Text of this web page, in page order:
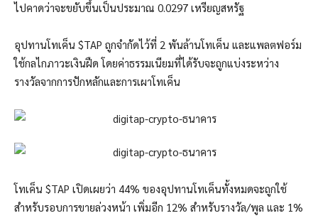
ไปคาดว่าจะขยับขึ้นเป็นประมาณ 0.0297 เหรียญสหรัฐ
อุปทานโทเค็น $TAP ถูกจำกัดไว้ที่ 2 พันล้านโทเค็น และแพลตฟอร์ม
ใช้กลไกภาวะเงินฝืด โดยค่าธรรมเนียมที่ได้รับจะถูกแบ่งระหว่าง
รางวัลจากการปักหลักและการเผาโทเค็น
โทเค็น $TAP เปิดเผยว่า 44% ของอุปทานโทเค็นทั้งหมดจะถูกใช้
สำหรับรอบการขายล่วงหน้า เพิ่มอีก 12% สำหรับรางวัล/พูล และ 1%